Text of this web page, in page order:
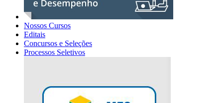
Nossos Cursos
Editais
Concursos e Seleções
Processos Seletivos